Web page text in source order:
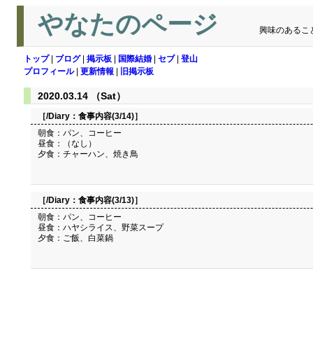
やなたのページ 興味のあるこ
トップ| ブログ| 掲示板 国際結婚 セブ| 登山
プロフィール| 更新情報 旧掲示板
2020.03.14 （Sat）
［/Diary： 食事内容(3/14)］
朝食：パン、コーヒー
昼食：（なし）
夕食：チャーハン、焼き鳥
［/Diary： 食事内容(3/13)］
朝食：パン、コーヒー
昼食：ハヤシライス、野菜スープ
夕食：ご飯、白菜鍋